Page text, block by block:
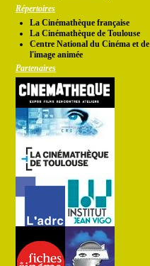
Répertoires
La Cinémathèque française
La Cinémathèque de Toulouse
Centre National du Cinéma et de
l'image animée
Partenaires